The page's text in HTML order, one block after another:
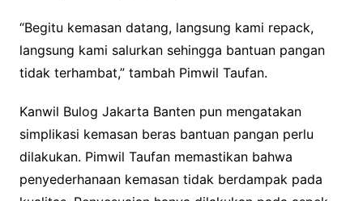
“Begitu kemasan datang, langsung kami repack,
langsung kami salurkan sehingga bantuan pangan
tidak terhambat,” tambah Pimwil Taufan.
Kanwil Bulog Jakarta Banten pun mengatakan
simplikasi kemasan beras bantuan pangan perlu
dilakukan. Pimwil Taufan memastikan bahwa
penyederhanaan kemasan tidak berdampak pada